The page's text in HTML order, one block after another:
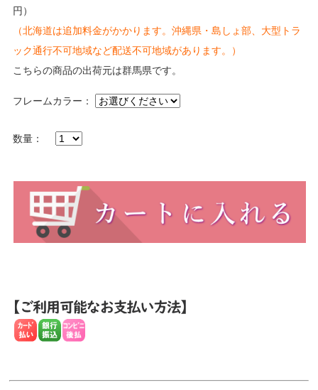
円）
（北海道は追加料金がかかります。沖縄県・島しょ部、大型トラ
ック通行不可地域など配送不可地域があります。）
こちらの商品の出荷元は群馬県です。
フレームカラー：
数量：